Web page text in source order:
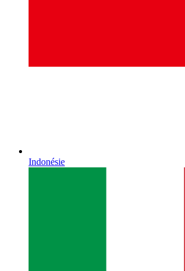
Indonésie